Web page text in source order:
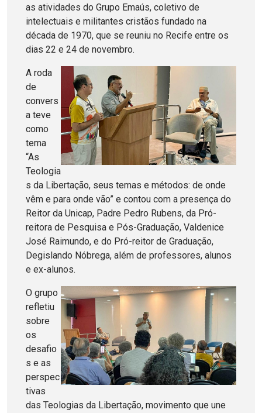
as atividades do Grupo Emaús, coletivo de
intelectuais e militantes cristãos fundado na
década de 1970, que se reuniu no Recife entre os
dias 22 e 24 de novembro.
A roda
de
convers
a teve
como
tema
“As
Teologia
s da Libertação, seus temas e métodos: de onde
vêm e para onde vão” e contou com a presença do
Reitor da Unicap, Padre Pedro Rubens, da Pró-
reitora de Pesquisa e Pós-Graduação, Valdenice
José Raimundo, e do Pró-reitor de Graduação,
Degislando Nóbrega, além de professores, alunos
e ex-alunos.
O grupo
refletiu
sobre
os
desafio
s e as
perspec
tivas
das Teologias da Libertação, movimento que une